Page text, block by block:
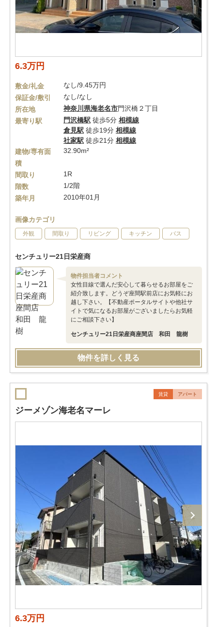
6.3万円
敷金/礼金
なし/9.45万円
保証金/敷引
なし/なし
所在地
神奈川県海老名市門沢橋２丁目
最寄り駅
門沢橋駅 徒歩5分 相模線
倉見駅 徒歩19分 相模線
社家駅 徒歩21分 相模線
建物/専有面
積
32.90m²
間取り
1R
階数
1/2階
築年月
2010年01月
画像カテゴリ
外観 間取り リビング キッチン バス
センチュリー21日栄産商
物件担当者コメント
女性目線で選んだ安心して暮らせるお部屋をご
紹介致します。どうぞ座間駅前店にお気軽にお
越し下さい。【不動産ポータルサイトや他社サ
イトで気になるお部屋がございましたらお気軽
にご相談下さい】
センチュリー21日栄産商座間店 和田 龍樹
物件を詳しく見る
賃貸 アパート
ジーメゾン海老名マーレ
6.3万円